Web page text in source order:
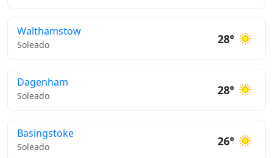
Walthamstow
Soleado 28°
Dagenham
Soleado 28°
Basingstoke
Soleado 26°